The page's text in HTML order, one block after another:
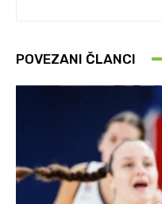
POVEZANI ČLANCI